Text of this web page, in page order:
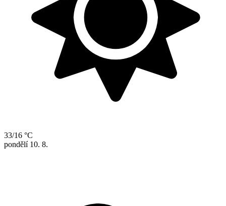
33/16 °C
pondělí 10. 8.